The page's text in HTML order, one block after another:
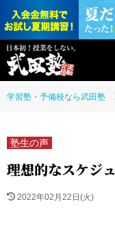
学習塾・予備校なら武田塾
塾生の声
理想的なスケジ
2022年02月22日(火)